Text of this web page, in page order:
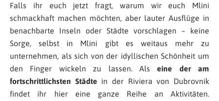
Falls ihr euch jetzt fragt, warum wir euch Mlini
schmackhaft machen möchten, aber lauter Ausflüge in
benachbarte Inseln oder Städte vorschlagen – keine
Sorge, selbst in Mlini gibt es weitaus mehr zu
unternehmen, als sich von der idyllischen Schönheit um
den Finger wickeln zu lassen. Alseine der am
fortschrittlichsten Städte in der Riviera von Dubrovnik
findet ihr hier eine ganze Reihe an Aktivitäten.